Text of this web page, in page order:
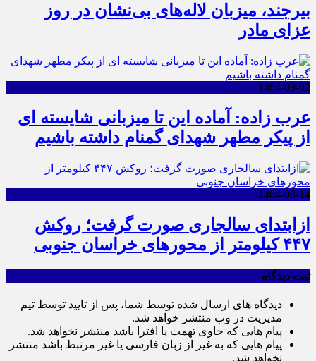
بیرجند، میزبان لاله‌های بی‌نشان در روز
عزای مادر
1404-09-02
عرب زاده: آماده این تا میزبانی شایسته ای
از پیکر مطهر شهدای گمنام داشته باشیم
1404-08-14
ازابتدای سالجاری صورت گرفت؛ روکش
۴۴۷ کیلومتر از محورهای خراسان جنوبی
ثبت دیدگاه
دیدگاه های ارسال شده توسط شما، پس از تایید توسط تیم
مدیریت در وب منتشر خواهد شد.
پیام هایی که حاوی تهمت یا افترا باشد منتشر نخواهد شد.
پیام هایی که به غیر از زبان فارسی یا غیر مرتبط باشد منتشر
نخواهد شد.